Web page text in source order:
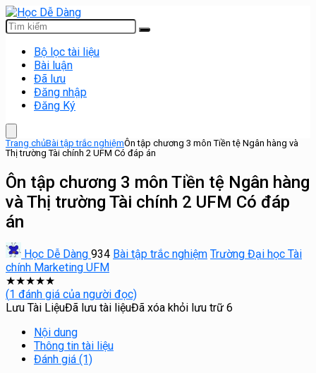
Bộ lọc tài liệu
Bài luận
Đã lưu
Đăng nhập
Đăng Ký
Trang chủBài tập trắc nghiệmÔn tập chương 3 môn Tiền tệ Ngân hàng và
Thị trường Tài chính 2 UFM Có đáp án
Ôn tập chương 3 môn Tiền tệ Ngân hàng
và Thị trường Tài chính 2 UFM Có đáp
án
Học Dễ Dàng 934 Bài tập trắc nghiệm Trường Đại học Tài
chính Marketing UFM
★★★★★
(1 đánh giá của người đọc)
Lưu Tài LiệuĐã lưu tài liệuĐã xóa khỏi lưu trữ 6
Nội dung
Thông tin tài liệu
Đánh giá (1)